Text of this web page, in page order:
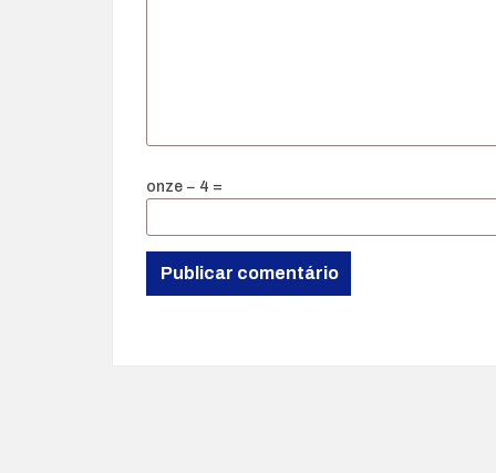
onze − 4 =